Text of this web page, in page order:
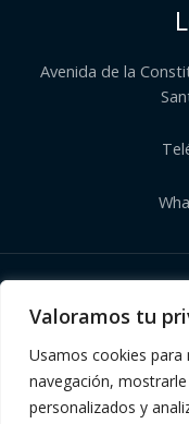
Valoramos tu
Usamos cookies para
navegación,
personalizados y
Avenida de la